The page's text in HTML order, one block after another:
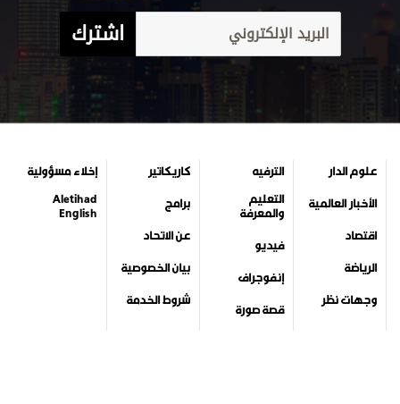
اشترك
علوم الدار
الأخبار العالمية
اقتصاد
الرياضة
وجهات نظر
الترفيه
التعليم
والمعرفة
فيديو
إنفوجراف
قصة صورة
كاريكاتير
برامج
عن الاتحاد
بيان الخصوصية
شروط الخدمة
إخلاء مسؤولية
Aletihad
English